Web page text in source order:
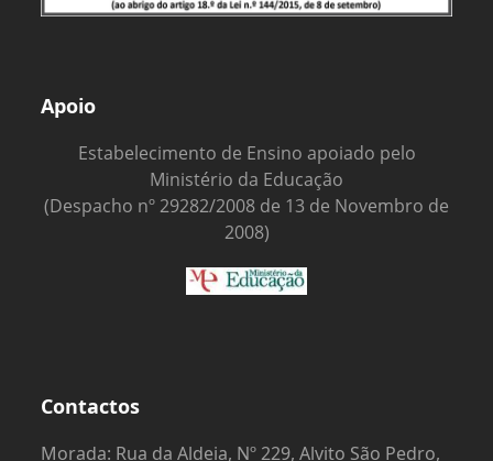
Apoio
Estabelecimento de Ensino apoiado pelo
Ministério da Educação
(Despacho nº 29282/2008 de 13 de Novembro de
2008)
Contactos
Morada: Rua da Aldeia, Nº 229, Alvito São Pedro,